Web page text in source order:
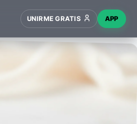
UNIRME GRATIS APP